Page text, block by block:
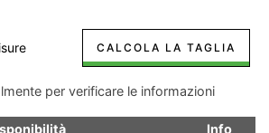
CALCOLA LA TAGLIA
per verificare le informazioni
Info